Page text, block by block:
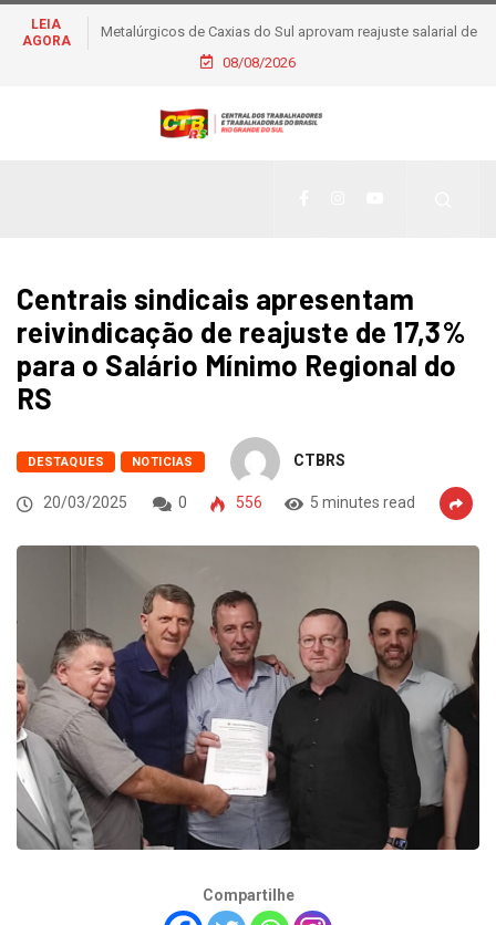
LEIA
AGORA
Metalúrgicos de Caxias do Sul aprovam reajuste salarial de
6% e piso de R$ 2,5 mil
08/08/2026
Centrais sindicais apresentam
reivindicação de reajuste de 17,3%
para o Salário Mínimo Regional do
RS
DESTAQUES NOTICIAS CTBRS
20/03/2025 0 556 5 minutes read
Compartilhe